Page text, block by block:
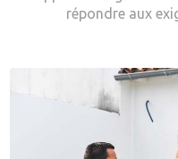
répondre aux